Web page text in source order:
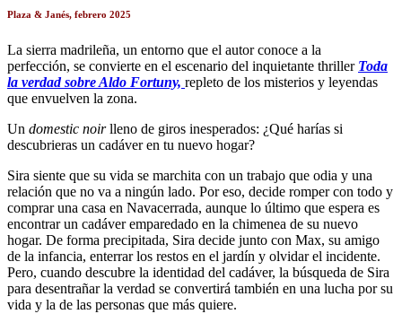
Plaza & Janés, febrero 2025
La sierra madrileña, un entorno que el autor conoce a la
perfección, se convierte en el escenario del inquietante thriller Toda
la verdad sobre Aldo Fortuny, repleto de los misterios y leyendas
que envuelven la zona.
Un domestic noirlleno de giros inesperados: ¿Qué harías si
descubrieras un cadáver en tu nuevo hogar?
Sira siente que su vida se marchita con un trabajo que odia y una
relación que no va a ningún lado. Por eso, decide romper con todo y
comprar una casa en Navacerrada, aunque lo último que espera es
encontrar un cadáver emparedado en la chimenea de su nuevo
hogar. De forma precipitada, Sira decide junto con Max, su amigo
de la infancia, enterrar los restos en el jardín y olvidar el incidente.
Pero, cuando descubre la identidad del cadáver, la búsqueda de Sira
para desentrañar la verdad se convertirá también en una lucha por su
vida y la de las personas que más quiere.